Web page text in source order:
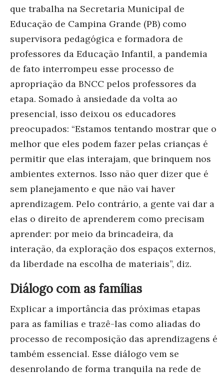
que trabalha na Secretaria Municipal de
Educação de Campina Grande (PB) como
supervisora pedagógica e formadora de
professores da Educação Infantil, a pandemia
de fato interrompeu esse processo de
apropriação da BNCC pelos professores da
etapa. Somado à ansiedade da volta ao
presencial, isso deixou os educadores
preocupados: “Estamos tentando mostrar que o
melhor que eles podem fazer pelas crianças é
permitir que elas interajam, que brinquem nos
ambientes externos. Isso não quer dizer que é
sem planejamento e que não vai haver
aprendizagem. Pelo contrário, a gente vai dar a
elas o direito de aprenderem como precisam
aprender: por meio da brincadeira, da
interação, da exploração dos espaços externos,
da liberdade na escolha de materiais”, diz.
Diálogo com as famílias
Explicar a importância das próximas etapas
para as famílias e trazê-las como aliadas do
processo de recomposição das aprendizagens é
também essencial. Esse diálogo vem se
desenrolando de forma tranquila na rede de